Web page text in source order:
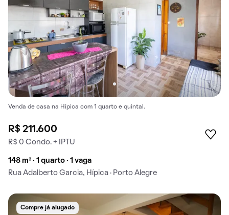
Venda de casa na Hípica com 1 quarto e quintal.
R$ 211.600
R$ 0 Condo. + IPTU
148 m² · 1 quarto · 1 vaga
Rua Adalberto Garcia, Hípica · Porto Alegre
Compre já alugado